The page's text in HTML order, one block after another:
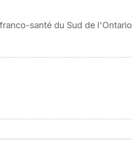
santé du Sud de l'Ontario